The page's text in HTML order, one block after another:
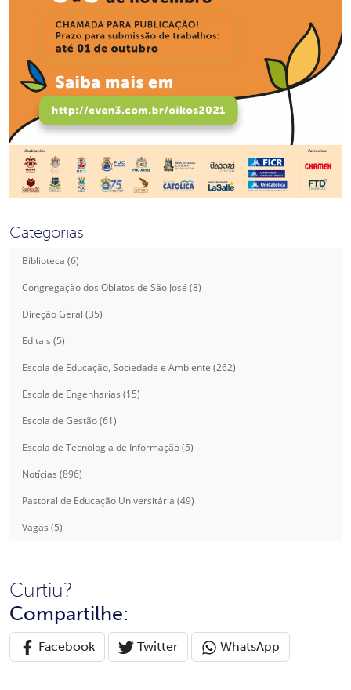
Categorias
Biblioteca (6)
Congregação dos Oblatos de São José (8)
Direção Geral (35)
Editais (5)
Escola de Educação, Sociedade e Ambiente (262)
Escola de Engenharias (15)
Escola de Gestão (61)
Escola de Tecnologia de Informação (5)
Notícias (896)
Pastoral de Educação Universitária (49)
Vagas (5)
Curtiu?
Compartilhe:
Facebook Twitter WhatsApp